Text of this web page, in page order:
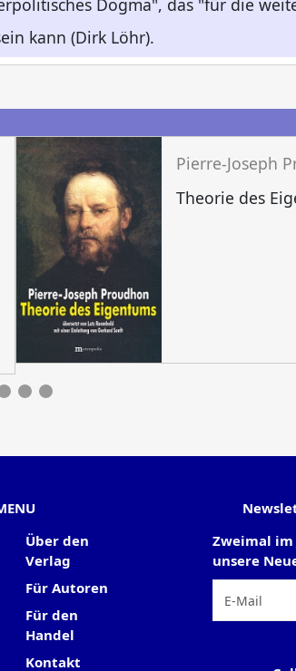
Dogma", das "für die
kann (Dirk Löhr).
Pierre-Joseph
Theorie des
Über den
Verlag
Für Autoren
Für den
Handel
Kontakt
Zweimal im
unsere